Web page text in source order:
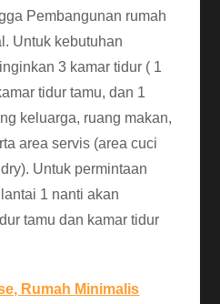
Pembangunan rumah
Untuk kebutuhan
3 kamar tidur ( 1
tidur tamu, dan 1
keluarga, ruang makan,
area servis (area cuci
Untuk permintaan
1 nanti akan
tamu dan kamar tidur
Rumah Minimalis